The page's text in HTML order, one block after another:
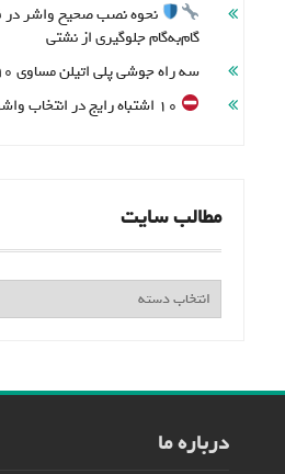
نحوه نصب صحیح واشر در
گام‌به‌گام جلوگیری از نشتی
سه راه جوشی پلی اتیلن مساوی 90 درجه
مطالب سایت
مطالب
سایت
درباره ما